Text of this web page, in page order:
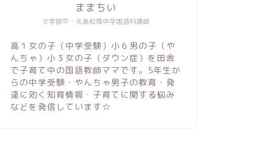
文学部卒・元高校現中学国語科講師
ままちい
高１女の子（中学受験）小６男の子（や
んちゃ）小３女の子（ダウン症）を田舎
で子育て中の国語教師ママです。5年生か
らの中学受験・やんちゃ男子の教育・発
達に効く知育情報・子育てに関する悩み
などを発信しています☆